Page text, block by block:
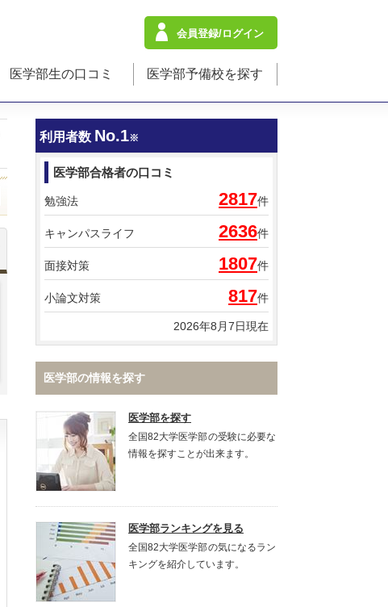
会員登録/ログイン
医学部生の口コミ 医学部予備校を探す
利用者数 No.1※
医学部合格者の口コミ
勉強法 2817件
キャンパスライフ 2636件
面接対策 1807件
小論文対策 817件
2026年8月7日現在
医学部の情報を探す
医学部を探す
全国82大学医学部の受験に必要な
情報を探すことが出来ます。
医学部ランキングを見る
全国82大学医学部の気になるラン
キングを紹介しています。